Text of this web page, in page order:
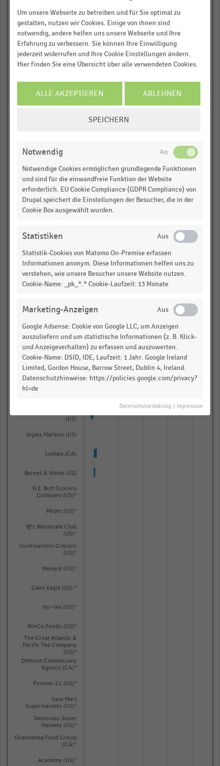
Office Depot (US)
The Michaels
Companies (US)
Neiman Marcus Group
Safeway (US)
(US)
Barnes & Noble (US)
BJ's Wholesale Club
(US)*
Giant Eagle (US) *
The Great Atlantic &
Pacific Tea Company
(US)*
Save Mart
Supermarkets (US)*
Academy (US)*
(US)
Dillard's (US)
Williams-Sonoma (US)
Exchange Service (US)
Amazon.com (US)
Hudson's Bay (CA)
Belk (US)
Staples (US)
(US)
Big Lots (US)
Rona (CA)
Ingles Markets (US)
Loblaw (CA)
H.E. Butt Grocery
Company (US)*
Meijer (US)*
Southeastern Grocers
(US)*
Menard (US)*
Hy-Vee (US)*
WinCo Foods (US)*
Defense Commissary
Agency (CA)*
Forever 21 (US)*
Demoulas Super
Markets (US)*
Overwaitea Food Group
(CA)*
Über 300.000 Daten und Kennzahlen
Rund 25.000 Statistiken
Download als Excel, PNG, PDF
… und vieles mehr!
JETZT INFORMIEREN
Um unsere Webseite zu betreiben und für Sie optimal zu
gestalten, nutzen wir Cookies. Einige von ihnen sind
notwendig, andere helfen uns unsere Webseite und Ihre
Erfahrung zu verbessern. Sie können Ihre Einwilligung
jederzeit widerrufen und Ihre Cookie Einstellungen ändern.
Hier finden Sie eine Übersicht über alle verwendeten Cookies.
ALLE AKZEPTIEREN ABLEHNEN
SPEICHERN
Notwendig
Notwendige Cookies ermöglichen grundlegende Funktionen
und sind für die einwandfreie Funktion der Website
erforderlich. EU Cookie Compliance (GDPR Compliance) von
Drupal speichert die Einstellungen der Besucher, die in der
Cookie Box ausgewählt wurden.
Statistiken
Statistik-Cookies von Matomo On-Premise erfassen
Informationen anonym. Diese Informationen helfen uns zu
verstehen, wie unsere Besucher unsere Website nutzen.
Cookie-Name: _pk_*.* Cookie-Laufzeit: 13 Monate
Marketing-Anzeigen
Google Adsense: Cookie von Google LLC, um Anzeigen
auszuliefern und um statistische Informationen (z. B. Klick-
und Anzeigeverhalten) zu erfassen und auszuwerten.
Cookie-Name: DSID, IDE, Laufzeit: 1 Jahr. Google Ireland
Limited, Gordon House, Barrow Street, Dublin 4, Ireland.
Datenschutzhinweise: https://policies.google.com/privacy?
hl=de
Datenschutzerklärung Impressum